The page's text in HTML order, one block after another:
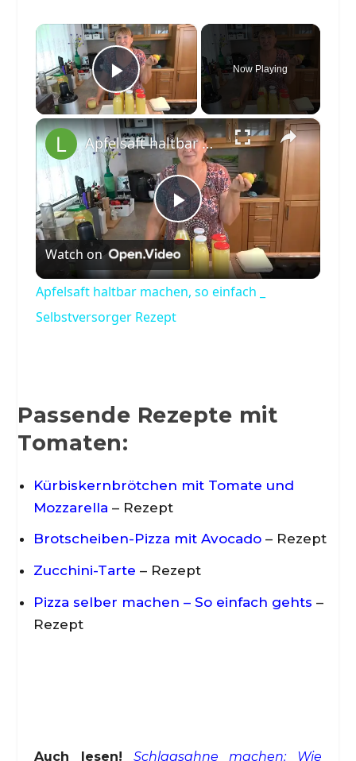
×
Play Video
Now Playing
×
Play
Video
Apfelsaft haltbar machen, so einfach _ Selbstversorger Rezept
Watch on
Apfelsaft haltbar machen, so einfach _
Selbstversorger Rezept
Passende Rezepte mit
Tomaten:
Kürbiskernbrötchen mit Tomate und
Mozzarella – Rezept
Brotscheiben-Pizza mit Avocado– Rezept
Zucchini-Tarte – Rezept
Pizza selber machen – So einfach gehts –
Rezept
Auch lesen! Schlagsahne machen: Wie